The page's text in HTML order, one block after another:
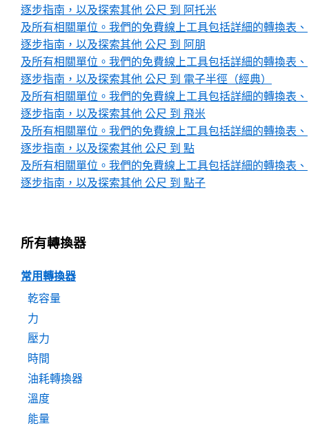
逐步指南，以及探索其他 公尺 到 阿托米
及所有相關單位。我們的免費線上工具包括詳細的轉換表、
逐步指南，以及探索其他 公尺 到 阿朋
及所有相關單位。我們的免費線上工具包括詳細的轉換表、
逐步指南，以及探索其他 公尺 到 電子半徑（經典）
及所有相關單位。我們的免費線上工具包括詳細的轉換表、
逐步指南，以及探索其他 公尺 到 飛米
及所有相關單位。我們的免費線上工具包括詳細的轉換表、
逐步指南，以及探索其他 公尺 到 點
及所有相關單位。我們的免費線上工具包括詳細的轉換表、
逐步指南，以及探索其他 公尺 到 點子
所有轉換器
常用轉換器
乾容量
力
壓力
時間
油耗轉換器
溫度
能量